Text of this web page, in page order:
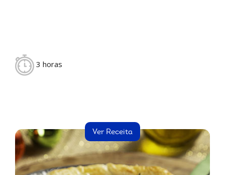
3 horas
Ver Receita